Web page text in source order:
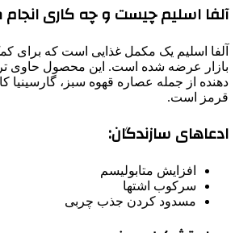
آلفا اسلیم چیست و چه کاری
آلفا اسلیم یک مکمل غذایی است که برای
بازار عرضه شده است. این محصول حاوی
دهنده از جمله عصاره قهوه سبز، گارسینیا
قرمز است.
ادعاهای سازندگان:
افزایش متابولیسم
سرکوب اشتها
مسدود کردن جذب چربی